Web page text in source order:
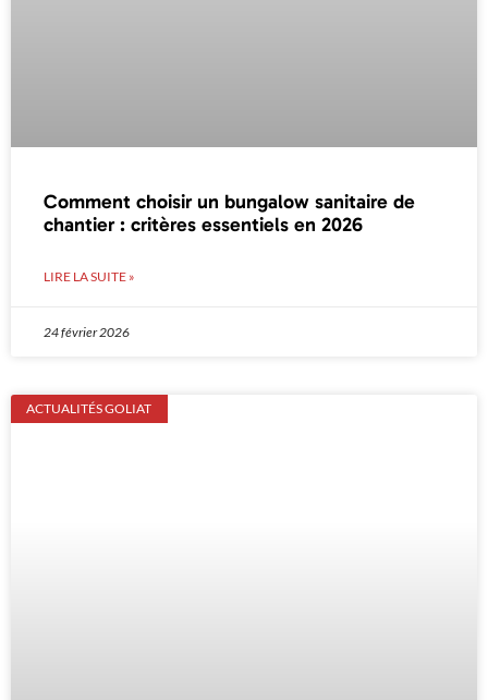
Comment choisir un bungalow sanitaire de
chantier : critères essentiels en 2026
LIRE LA SUITE »
24 février 2026
ACTUALITÉS GOLIAT